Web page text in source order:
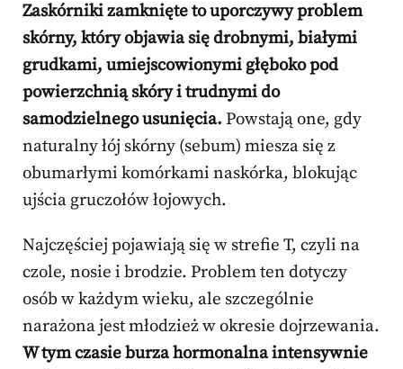
Zaskórniki zamknięte to uporczywy problem
skórny, który objawia się drobnymi, białymi
grudkami, umiejscowionymi głęboko pod
powierzchnią skóry i trudnymi do
samodzielnego usunięcia. Powstają one, gdy
naturalny łój skórny (sebum) miesza się z
obumarłymi komórkami naskórka, blokując
ujścia gruczołów łojowych.
Najczęściej pojawiają się w strefie T, czyli na
czole, nosie i brodzie. Problem ten dotyczy
osób w każdym wieku, ale szczególnie
narażona jest młodzież w okresie dojrzewania.
W tym czasie burza hormonalna intensywnie